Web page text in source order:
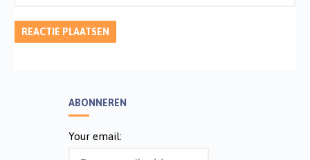
ABONNEREN
Your email: